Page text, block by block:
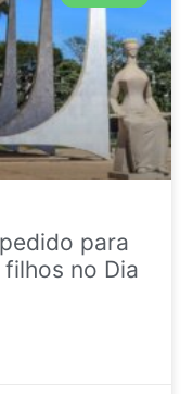
para
no Dia